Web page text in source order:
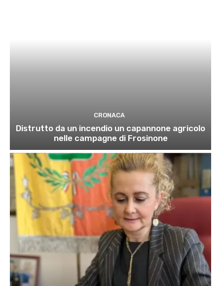
CRONACA
Distrutto da un incendio un capannone agricolo
nelle campagne di Frosinone